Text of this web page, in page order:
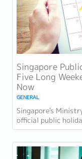
Singapore
Five Long
Now
GENERAL
Singapore's
official public
are 11 gazetted